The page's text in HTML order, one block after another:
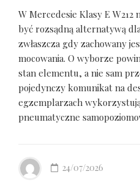
W Mercedesie Klasy E
być rozsądną alternatywą
zwłaszcza gdy zachowany
mocowania. O wyborze
stan elementu, a nie sam
pojedynczy komunikat na
egzemplarzach
pneumatyczne
24/07/2026